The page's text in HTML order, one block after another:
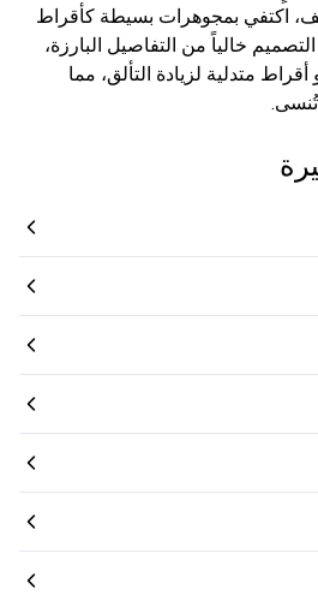
اكتفي بمجوهرات بسيطة كأقراط
خالياً من التفاصيل البارزة،
متدلية لزيادة التألق، مما